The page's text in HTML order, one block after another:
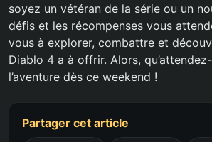
soyez un vétéran de la série ou un
défis et les récompenses vous
vous à explorer, combattre et
Diablo 4 a à offrir. Alors,
l’aventure dès ce weekend !
Partager cet article